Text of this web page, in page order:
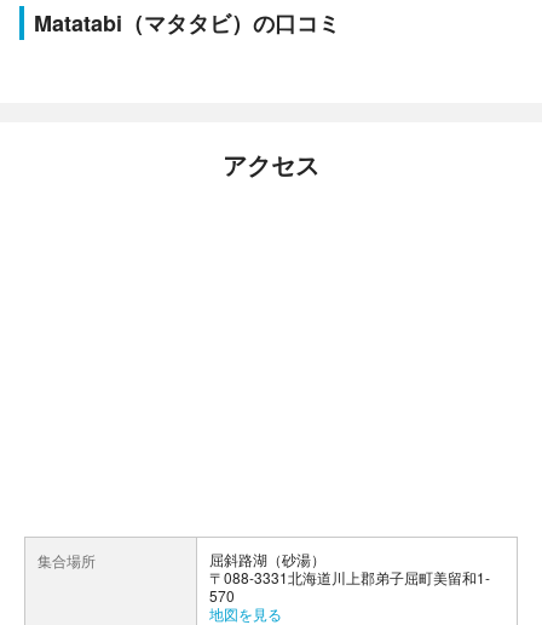
Matatabi（マタタビ）の口コミ
アクセス
集合場所
屈斜路湖（砂湯）
〒088-3331北海道川上郡弟子屈町美留和1-
570
地図を見る